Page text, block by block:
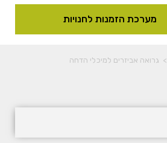
מערכת הזמנות לחנויות
> גרואה אביזרים למיכלי הדחה